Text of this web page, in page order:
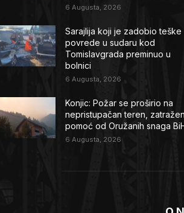
6 Augusta, 2026
Sarajlija koji je zadobio teške
povrede u sudaru kod
Tomislavgrada preminuo u
bolnici
6 Augusta, 2026
Konjic: Požar se proširio na
nepristupačan teren,
pomoć od Oružanih snaga
6 Augusta, 2026